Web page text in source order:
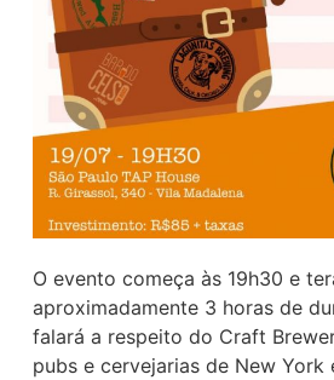
O evento começa às 19h30 e
aproximadamente 3 horas de
falará a respeito do Craft
pubs e cervejarias de New York